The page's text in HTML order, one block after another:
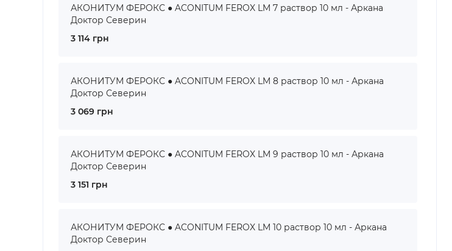
АКОНИТУМ ФЕРОКС ● ACONITUM FEROX LM 7 раствор 10 мл - Аркана
Доктор Северин
3 114 грн
АКОНИТУМ ФЕРОКС ● ACONITUM FEROX LM 8 раствор 10 мл - Аркана
Доктор Северин
3 069 грн
АКОНИТУМ ФЕРОКС ● ACONITUM FEROX LM 9 раствор 10 мл - Аркана
Доктор Северин
3 151 грн
АКОНИТУМ ФЕРОКС ● ACONITUM FEROX LM 10 раствор 10 мл - Аркана
Доктор Северин